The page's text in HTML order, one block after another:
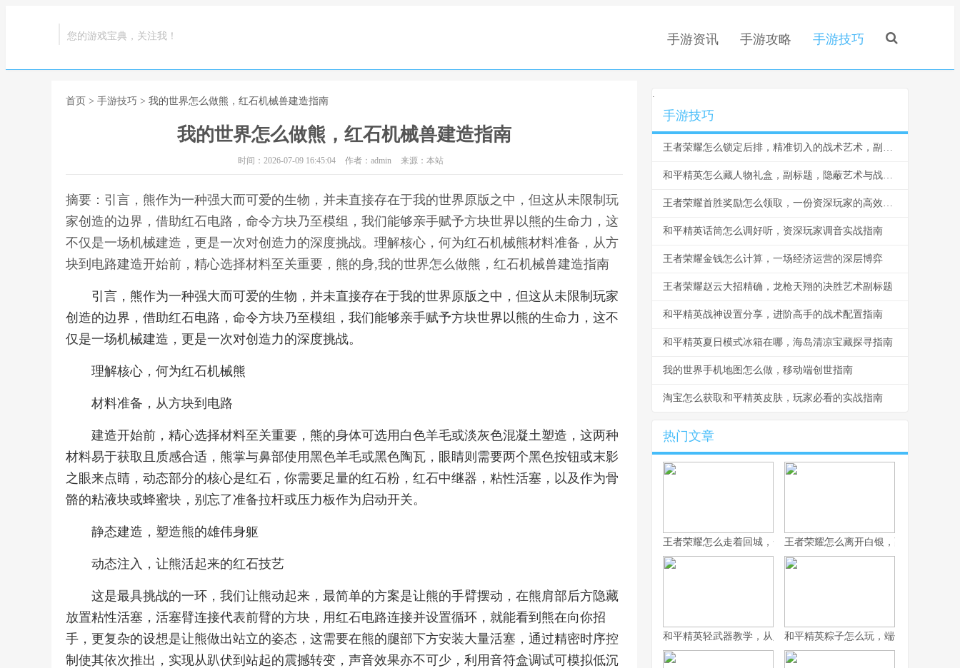
您的游戏宝典，关注我！ 手游资讯 手游攻略 手游技巧
首页 > 手游技巧 > 我的世界怎么做熊，红石机械兽建造指南
我的世界怎么做熊，红石机械兽建造指南
时间：2026-07-09 16:45:04 作者：admin 来源：本站
摘要：引言，熊作为一种强大而可爱的生物，并未直接存在于我的世界原版之中，但这从未限制玩
家创造的边界，借助红石电路，命令方块乃至模组，我们能够亲手赋予方块世界以熊的生命力，这
不仅是一场机械建造，更是一次对创造力的深度挑战。理解核心，何为红石机械熊材料准备，从方
块到电路建造开始前，精心选择材料至关重要，熊的身,我的世界怎么做熊，红石机械兽建造指南
引言，熊作为一种强大而可爱的生物，并未直接存在于我的世界原版之中，但这从未限制玩家
创造的边界，借助红石电路，命令方块乃至模组，我们能够亲手赋予方块世界以熊的生命力，这不
仅是一场机械建造，更是一次对创造力的深度挑战。
理解核心，何为红石机械熊
材料准备，从方块到电路
建造开始前，精心选择材料至关重要，熊的身体可选用白色羊毛或淡灰色混凝土塑造，这两种
材料易于获取且质感合适，熊掌与鼻部使用黑色羊毛或黑色陶瓦，眼睛则需要两个黑色按钮或末影
之眼来点睛，动态部分的核心是红石，你需要足量的红石粉，红石中继器，粘性活塞，以及作为骨
骼的粘液块或蜂蜜块，别忘了准备拉杆或压力板作为启动开关。
静态建造，塑造熊的雄伟身躯
动态注入，让熊活起来的红石技艺
这是最具挑战的一环，我们让熊动起来，最简单的方案是让熊的手臂摆动，在熊肩部后方隐藏
放置粘性活塞，活塞臂连接代表前臂的方块，用红石电路连接并设置循环，就能看到熊在向你招
手，更复杂的设想是让熊做出站立的姿态，这需要在熊的腿部下方安装大量活塞，通过精密时序控
制使其依次推出，实现从趴伏到站起的震撼转变，声音效果亦不可少，利用音符盒调试可模拟低沉
.
手游技巧
王者荣耀怎么锁定后排，精准切入的战术艺术，副标题，脆皮噩梦与团战胜负手
和平精英怎么藏人物礼盒，副标题，隐蔽艺术与战术博弈
王者荣耀首胜奖励怎么领取，一份资深玩家的高效指南，副标题，揭秘每日第一胜的隐藏技巧与深远意义
和平精英话筒怎么调好听，资深玩家调音实战指南
王者荣耀金钱怎么计算，一场经济运营的深层博弈
王者荣耀赵云大招精确，龙枪天翔的决胜艺术副标题
和平精英战神设置分享，进阶高手的战术配置指南
和平精英夏日模式冰箱在哪，海岛清凉宝藏探寻指南
我的世界手机地图怎么做，移动端创世指南
淘宝怎么获取和平精英皮肤，玩家必看的实战指南
热门文章
王者荣耀怎么走着回城，一场被忽视的战略艺术
王者荣耀怎么离开白银，副标题为突破
和平精英轻武器教学，从入门到精通的实战指南
和平精英粽子怎么玩，端午竞技的战术